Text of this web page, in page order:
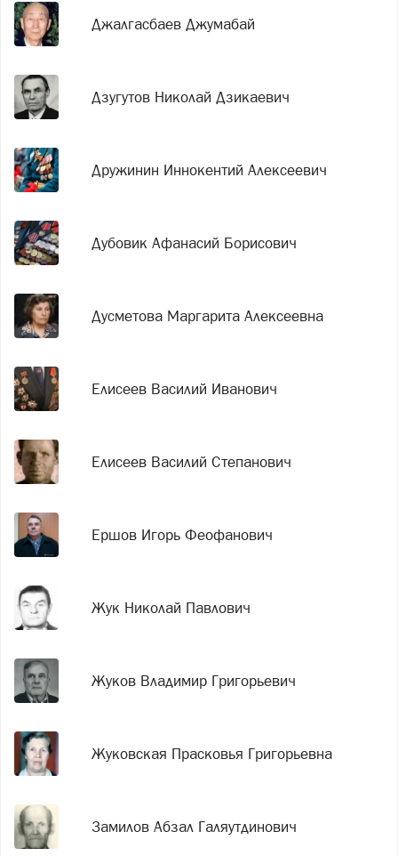
Джалгасбаев Джумабай
Дзугутов Николай Дзикаевич
Дружинин Иннокентий Алексеевич
Дубовик Афанасий Борисович
Дусметова Маргарита Алексеевна
Елисеев Василий Иванович
Елисеев Василий Степанович
Ершов Игорь Феофанович
Жук Николай Павлович
Жуков Владимир Григорьевич
Жуковская Прасковья Григорьевна
Замилов Абзал Галяутдинович